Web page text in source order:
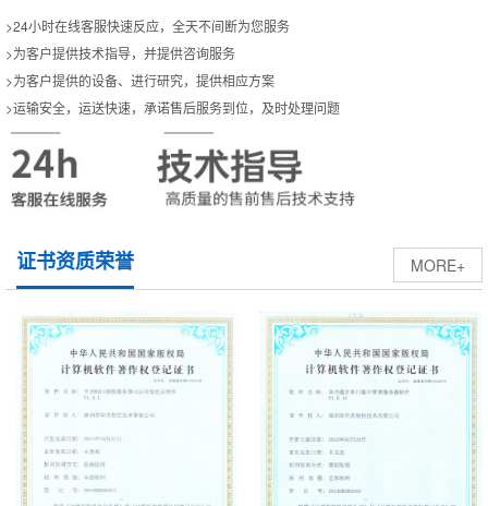
>24小时在线客服快速反应，全天不间断为您服务
>为客户提供技术指导，并提供咨询服务
>为客户提供的设备、进行研究，提供相应方案
>运输安全，运送快速，承诺售后服务到位，及时处理问题
证书资质荣誉 MORE+